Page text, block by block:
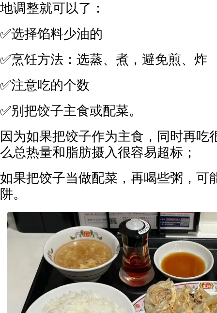
地调整就可以了：
✅选择馅料少油的
✅烹饪方法：选蒸、煮，避免煎、炸
✅注意吃的个数
✅别把饺子主食或配菜。
因为如果把饺子作为主食，同时再吃
么总热量和脂肪摄入很容易超标；
如果把饺子当做配菜，再喝些粥，可
阱。